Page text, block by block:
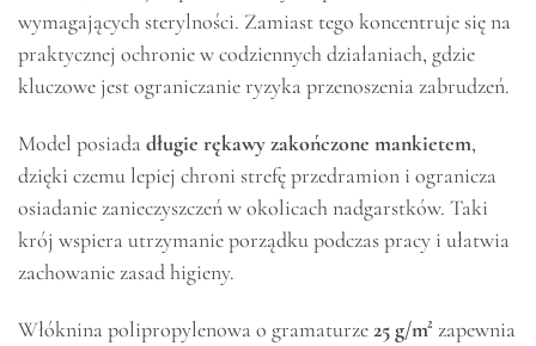
wymagających sterylności. Zamiast tego koncentruje się na
praktycznej ochronie w codziennych działaniach, gdzie
kluczowe jest ograniczanie ryzyka przenoszenia zabrudzeń.
Model posiadadługie rękawy zakończone mankietem,
dzięki czemu lepiej chroni strefę przedramion i ogranicza
osiadanie zanieczyszczeń w okolicach nadgarstków. Taki
krój wspiera utrzymanie porządku podczas pracy i ułatwia
zachowanie zasad higieny.
Włóknina polipropylenowa o gramaturze25 g/m² zapewnia